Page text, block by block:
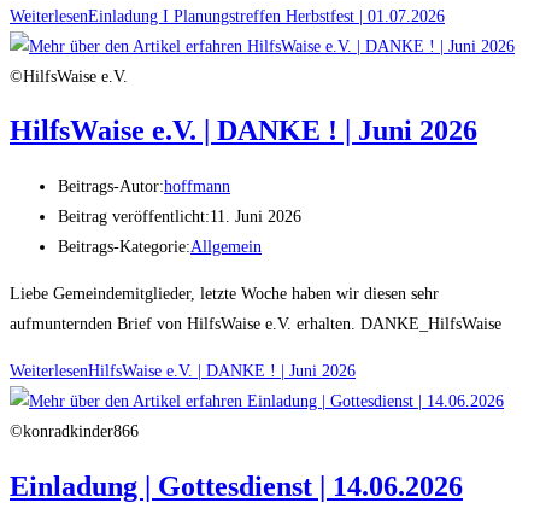
WeiterlesenEinladung I Planungstreffen Herbstfest | 01.07.2026
©HilfsWaise e.V.
HilfsWaise e.V. | DANKE ! | Juni 2026
Beitrags-Autor:hoffmann
Beitrag veröffentlicht:11. Juni 2026
Beitrags-Kategorie:Allgemein
Liebe Gemeindemitglieder, letzte Woche haben wir diesen sehr
aufmunternden Brief von HilfsWaise e.V. erhalten. DANKE_HilfsWaise
WeiterlesenHilfsWaise e.V. | DANKE ! | Juni 2026
©konradkinder866
Einladung | Gottesdienst | 14.06.2026